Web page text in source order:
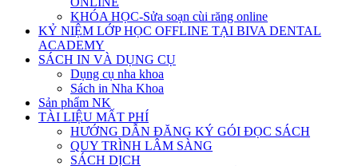
KHÓA HỌC-Sửa soạn cùi răng online
KỶ NIỆM LỚP HỌC OFFLINE TẠI BIVA DENTAL
ACADEMY
SÁCH IN VÀ DỤNG CỤ
Dụng cụ nha khoa
Sách in Nha Khoa
Sản phẩm NK
TÀI LIỆU MẤT PHÍ
HƯỚNG DẪN ĐĂNG KÝ GÓI ĐỌC SÁCH
QUY TRÌNH LÂM SÀNG
SÁCH DỊCH